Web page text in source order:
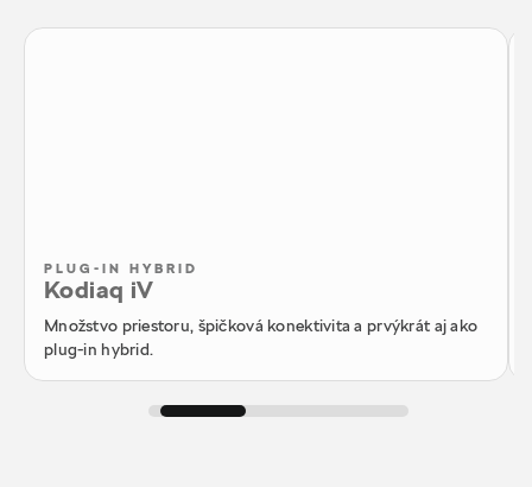
PLUG-IN HYBRID
Kodiaq iV
Množstvo priestoru, špičková konektivita a prvýkrát aj ako
plug-in hybrid.